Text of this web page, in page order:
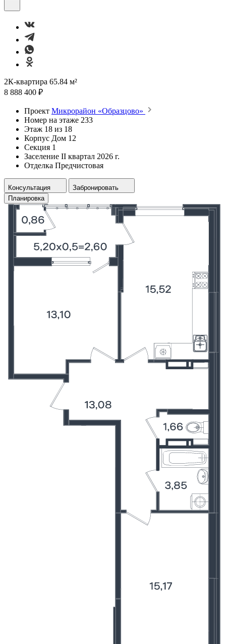
2К-квартира 65.84 м²
8 888 400 ₽
Проект Микрорайон «Образцово»
Номер на этаже 233
Этаж 18 из 18
Корпус Дом 12
Секция 1
Заселение II квартал 2026 г.
Отделка Предчистовая
Консультация
Забронировать
Планировка